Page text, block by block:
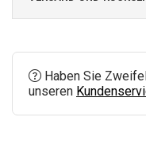
Haben Sie
unseren